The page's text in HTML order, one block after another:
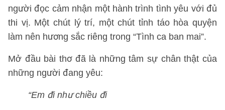
người đọc cảm nhận một hành trình tình yêu với đủ
thi vị. Một chút lý trí, một chút tỉnh táo hòa quyện
làm nên hương sắc riêng trong “Tình ca ban mai”.
Mở đầu bài thơ đã là những tâm sự chân thật của
những người đang yêu:
“Em đi như chiều đi